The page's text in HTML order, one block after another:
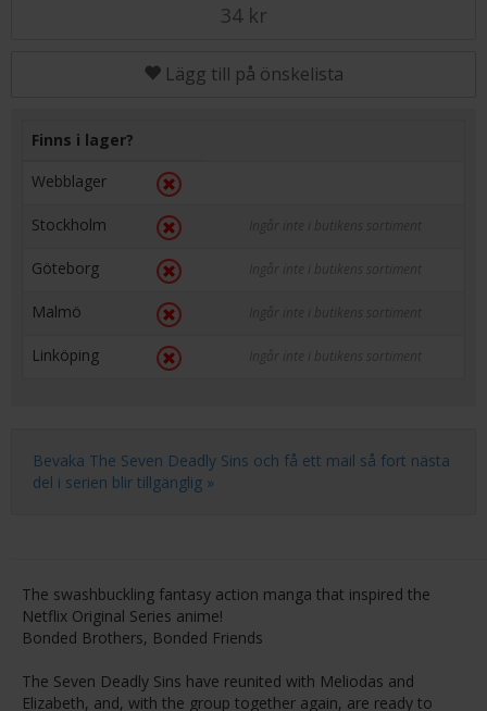
34 kr
Lägg till på önskelista
Finns i lager?
Webblager
Stockholm Ingår inte i butikens sortiment
Göteborg Ingår inte i butikens sortiment
Malmö Ingår inte i butikens sortiment
Linköping Ingår inte i butikens sortiment
Bevaka The Seven Deadly Sins och få ett mail så fort nästa
del i serien blir tillgänglig »
The swashbuckling fantasy action manga that inspired the
Netflix Original Series anime!
Bonded Brothers, Bonded Friends
The Seven Deadly Sins have reunited with Meliodas and
Elizabeth, and, with the group together again, are ready to